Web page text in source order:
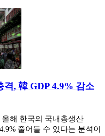
, 韓 GDP 4.9% 감소
해 한국의 국내총생산
줄어들 수 있다는 분석이